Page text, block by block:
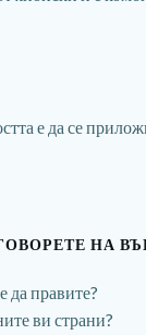
е да се
НА
да правите?
ви страни?